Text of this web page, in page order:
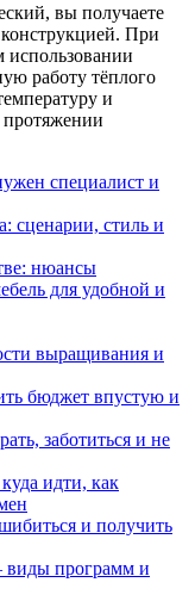
вы получаете
При
использовании
работу тёплого
и
протяжении
специалист и
сценарии, стиль и
нюансы
для удобной и
выращивания и
бюджет впустую и
заботиться и не
идти, как
и получить
виды программ и